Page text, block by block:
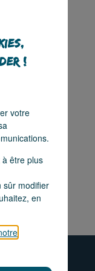
!
votre
être plus
sûr modifier
en